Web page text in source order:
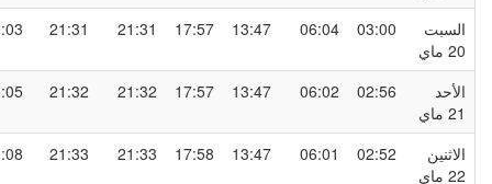
03:00
06:04
13:47
17:57
21:31
21:31
00:03
02:56
06:02
13:47
17:57
21:32
21:32
00:05
02:52
06:01
13:47
17:58
21:33
21:33
00:08